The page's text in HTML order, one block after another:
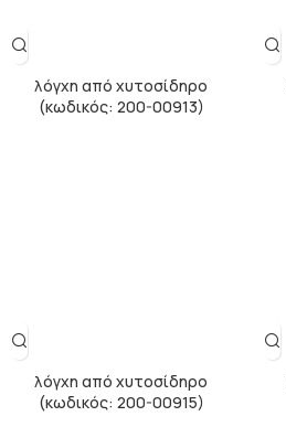
λόγχη από χυτοσίδηρο
(κωδικός: 200-00913)
λόγχη από χυτοσίδηρο
(κωδικός: 200-00915)